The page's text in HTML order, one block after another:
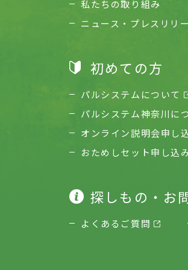
私たちの取り組み
ニュース・プレスリリ
初めての方
パルシステムについて
パルシステム神奈川に
オンライン説明会申し
おためしセット申し込
探しもの・お
よくあるご質問